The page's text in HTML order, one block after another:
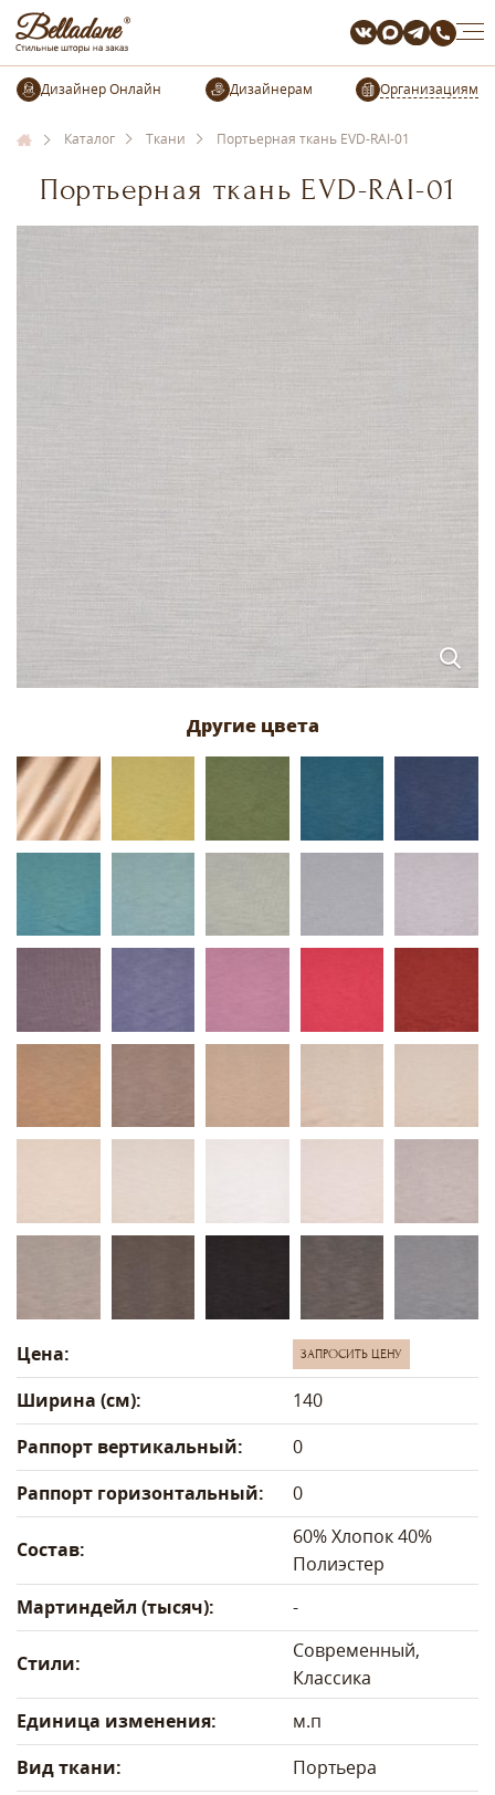
Организациям
Каталог Ткани Портьерная ткань EVD-RAI-01
Портьерная ткань EVD-RAI-01
Цена: ЗАПРОСИТЬ ЦЕНУ
Ширина (см):
140
Раппорт вертикальный:
0
Раппорт горизонтальный:
0
Состав:
60% Хлопок 40%
Полиэстер
Мартиндейл (тысяч):
-
Стили:
Современный,
Классика
Единица изменения:
м.п
Вид ткани:
Портьера